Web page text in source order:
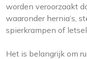
worden veroorzaakt
waaronder hernia’s,
spierkrampen of
Het is belangrijk om